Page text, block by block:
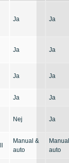
Ja Ja
Ja Ja
Ja Ja
Ja Ja
Nej Ja
Manual &
auto
auto